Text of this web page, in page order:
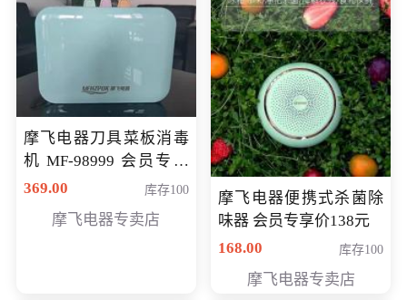
摩飞电器刀具菜板消毒
机 MF-98999 会员专享
价286元
369.00 库存100
摩飞电器专卖店
摩飞电器便携式杀菌除
味器 会员专享价138元
168.00
库存100
摩飞电器专卖店